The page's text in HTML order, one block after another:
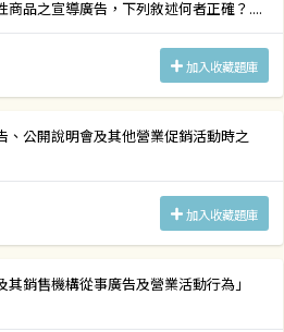
商品之宣導廣告，下列敘述何者正確？....
加入收藏題庫
、公開說明會及其他營業促銷活動時之
加入收藏題庫
銷售機構從事廣告及營業活動行為」